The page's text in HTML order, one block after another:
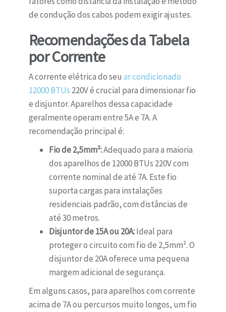
de condução dos cabos podem exigir ajustes.
Recomendações da Tabela
por Corrente
A corrente elétrica do seu ar condicionado
12000 BTUs 220V é crucial para dimensionar fio
e disjuntor. Aparelhos dessa capacidade
geralmente operam entre 5A e 7A. A
recomendação principal é:
Fio de 2,5mm²:Adequado para a maioria
dos aparelhos de 12000 BTUs 220V com
corrente nominal de até 7A. Este fio
suporta cargas para instalações
residenciais padrão, com distâncias de
até 30 metros.
Disjuntor de 15A ou 20A:Ideal para
proteger o circuito com fio de 2,5mm². O
disjuntor de 20A oferece uma pequena
margem adicional de segurança.
Em alguns casos, para aparelhos com corrente
acima de 7A ou percursos muito longos, um fio